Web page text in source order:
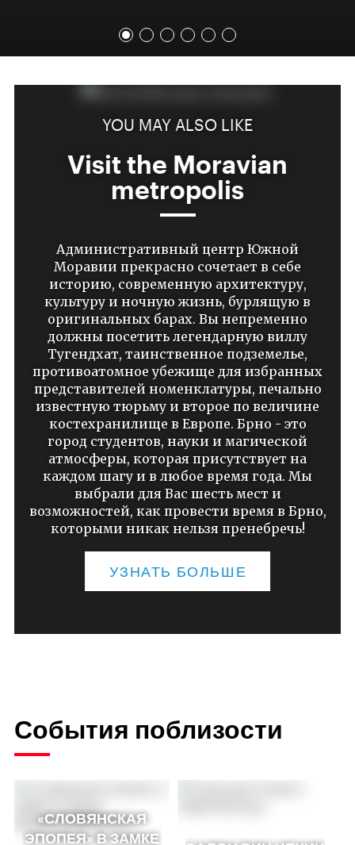
YOU MAY ALSO LIKE
Visit the Moravian
metropolis
Административный центр Южной
Моравии прекрасно сочетает в себе
историю, современную архитектуру,
культуру и ночную жизнь, бурлящую в
оригинальных барах. Вы непременно
должны посетить легендарную виллу
Тугендхат, таинственное подземелье,
противоатомное убежище для избранных
представителей номенклатуры, печально
известную тюрьму и второе по величине
костехранилище в Европе. Брно - это
город студентов, науки и магической
атмосферы, которая присутствует на
каждом шагу и в любое время года. Мы
выбрали для Вас шесть мест и
возможностей, как провести время в Брно,
которыми никак нельзя пренебречь!
УЗНАТЬ БОЛЬШЕ
События поблизости
«СЛОВЯНСКАЯ
ЭПОПЕЯ» В ЗАМКЕ